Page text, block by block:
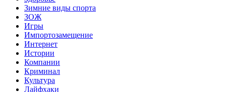
Зимние виды спорта
ЗОЖ
Игры
Импортозамещение
Интернет
Истории
Компании
Криминал
Культура
Лайфхаки